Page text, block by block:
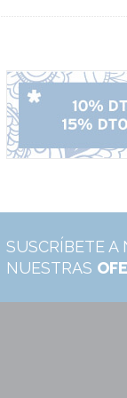
SUSCRÍBETE A
NUESTRAS